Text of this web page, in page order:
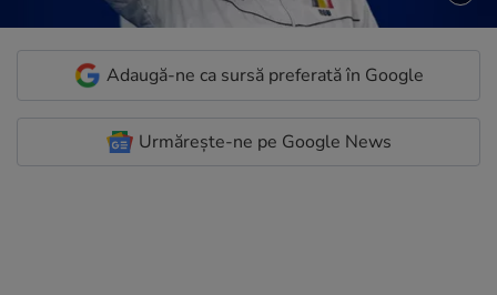
Adaugă-ne ca sursă preferată în Google
Urmărește-ne pe Google News